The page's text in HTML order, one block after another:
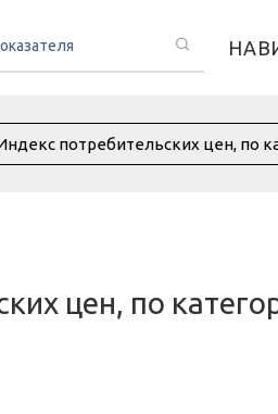
цен, по